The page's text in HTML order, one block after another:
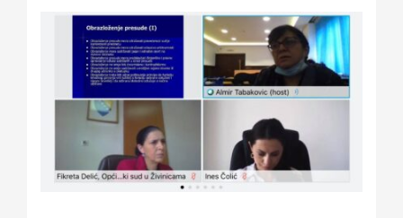
O nama
Kalendar aktivnosti
Edukativni materijali